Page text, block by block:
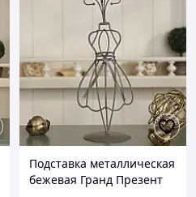
Подставка металлическая
бежевая Гранд Презент